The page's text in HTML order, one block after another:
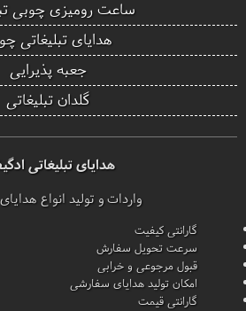
ساعت رومیزی چوبی
هدایای تبلیغاتی
جعبه پذیرایی
گلدان تبلیغاتی
هدایای تبلیغاتی
واردات و تولید انواع
گارانتی کیفیت
سرعت تحویل سفارش
قبول مرجوعی و خرابی
امکان تولید هدایای سفارشی
گارانتی قیمت